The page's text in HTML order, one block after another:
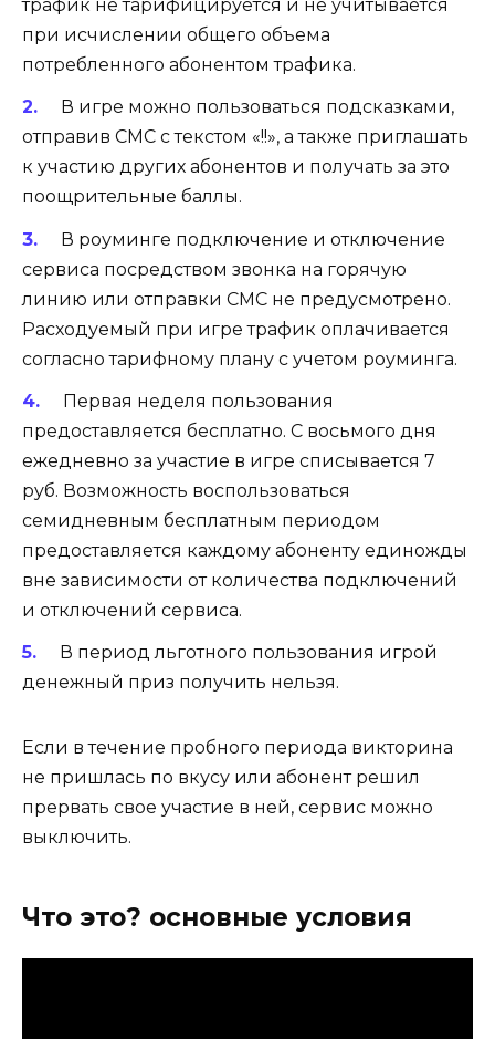
трафик не тарифицируется и не учитывается
при исчислении общего объема
потребленного абонентом трафика.
В игре можно пользоваться подсказками,
отправив СМС с текстом «!!», а также приглашать
к участию других абонентов и получать за это
поощрительные баллы.
В роуминге подключение и отключение
сервиса посредством звонка на горячую
линию или отправки СМС не предусмотрено.
Расходуемый при игре трафик оплачивается
согласно тарифному плану с учетом роуминга.
Первая неделя пользования
предоставляется бесплатно. С восьмого дня
ежедневно за участие в игре списывается 7
руб. Возможность воспользоваться
семидневным бесплатным периодом
предоставляется каждому абоненту единожды
вне зависимости от количества подключений
и отключений сервиса.
В период льготного пользования игрой
денежный приз получить нельзя.
Если в течение пробного периода викторина
не пришлась по вкусу или абонент решил
прервать свое участие в ней, сервис можно
выключить.
Что это? основные условия